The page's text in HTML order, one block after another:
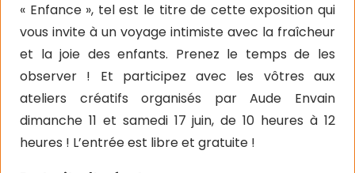
« Enfance », tel est le titre de cette exposition qui
vous invite à un voyage intimiste avec la fraîcheur
et la joie des enfants. Prenez le temps de les
observer ! Et participez avec les vôtres aux
ateliers créatifs organisés par Aude Envain
dimanche 11 et samedi 17 juin, de 10 heures à 12
heures ! L’entrée est libre et gratuite !